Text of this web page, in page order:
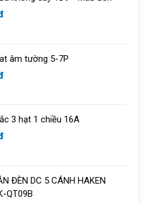
âm tường 5-7P
3 hạt 1 chiều 16A
ĐÈN DC 5 CÁNH HAKEN
QT09B